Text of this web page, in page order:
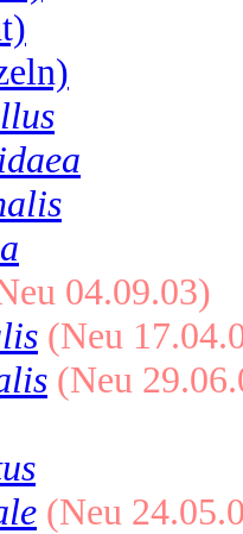
04.09.03)
(Neu
(Neu
(Neu